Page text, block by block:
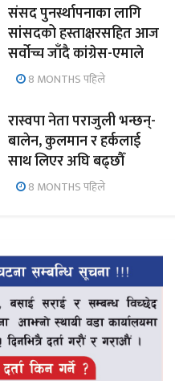
संसद पुनर्स्थापनाका लागि
सांसदको हस्ताक्षरसहित आज
सर्वोच्च जाँदै कांग्रेस-एमाले
8 MONTHS पहिले
रास्वपा नेता पराजुली भन्छन्-
बालेन, कुलमान र हर्कलाई
साथ लिएर अघि बढ्छौँ
8 MONTHS पहिले